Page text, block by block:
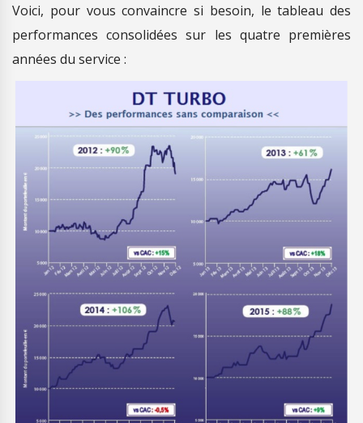
Voici, pour vous convaincre si besoin, le tableau des
performances consolidées sur les quatre premières
années du service :